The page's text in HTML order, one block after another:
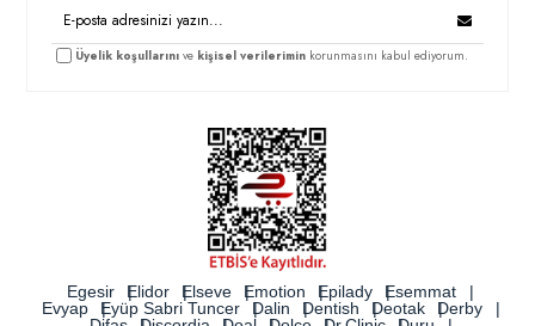
Üyelik koşullarını ve kişisel verilerimin korunmasını kabul ediyorum.
Egesir Elidor Elseve Emotion Epilady
Esemmat
Evyap
Eyüp Sabri Tuncer Dalin Dentish Deotak
Derby